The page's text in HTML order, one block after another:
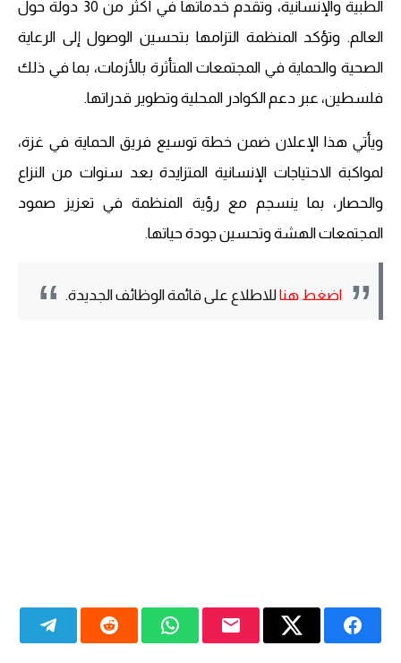
الطبية والإنسانية، وتقدم خدماتها في أكثر من 30 دولة حول
العالم. وتؤكد المنظمة التزامها بتحسين الوصول إلى الرعاية
الصحية والحماية في المجتمعات المتأثرة بالأزمات، بما في ذلك
فلسطين، عبر دعم الكوادر المحلية وتطوير قدراتها.
ويأتي هذا الإعلان ضمن خطة توسيع فريق الحماية في غزة،
لمواكبة الاحتياجات الإنسانية المتزايدة بعد سنوات من النزاع
والحصار، بما ينسجم مع رؤية المنظمة في تعزيز صمود
المجتمعات الهشة وتحسين جودة حياتها.
اضغط هناللاطلاع على قائمة الوظائف الجديدة.